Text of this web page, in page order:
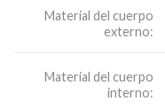
Material del cuerpo
externo:
Material del cuerpo
interno: